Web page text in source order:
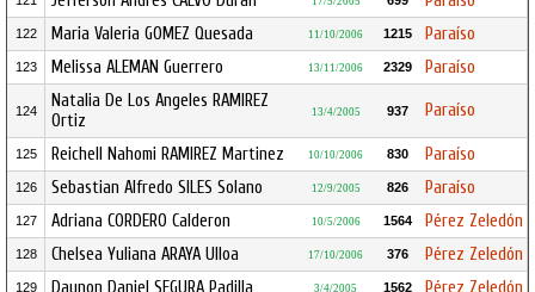
122 Maria Valeria GOMEZ Quesada 11/10/2006 1215 Paraíso
123 Melissa ALEMAN Guerrero 13/11/2006 2329 Paraíso
124
Natalia De Los Angeles RAMIREZ
Ortiz
13/4/2005 937 Paraíso
125 Reichell Nahomi RAMIREZ Martinez 10/10/2006 830 Paraíso
126 Sebastian Alfredo SILES Solano 12/9/2005 826 Paraíso
127 Adriana CORDERO Calderon 10/5/2006 1564 Pérez Zeledón
128 Chelsea Yuliana ARAYA Ulloa 17/10/2006 376 Pérez Zeledón
129 Daynon Daniel SEGURA Padilla 3/4/2005 1562 Pérez Zeledón